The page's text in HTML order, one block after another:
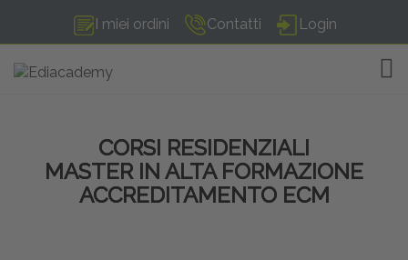
I miei ordini Contatti Login
CORSI RESIDENZIALI
MASTER IN ALTA FORMAZIONE
ACCREDITAMENTO ECM